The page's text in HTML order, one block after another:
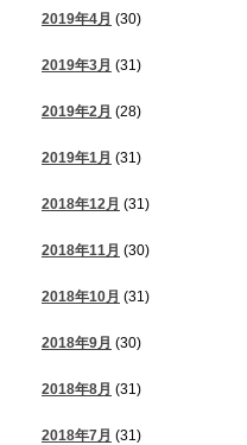
2019年4月 (30)
2019年3月 (31)
2019年2月 (28)
2019年1月 (31)
2018年12月 (31)
2018年11月 (30)
2018年10月 (31)
2018年9月 (30)
2018年8月 (31)
2018年7月 (31)